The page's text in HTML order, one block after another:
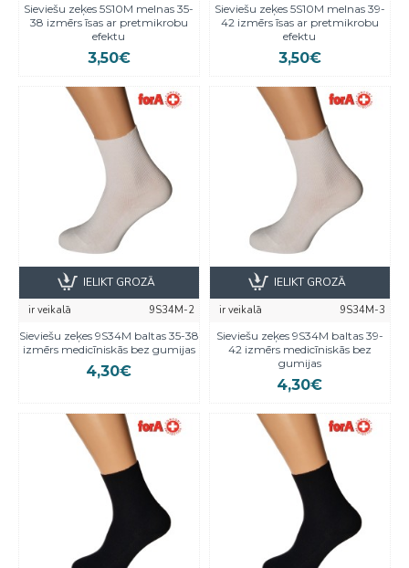
Sieviešu zeķes 5S10M melnas 35-
38 izmērs īsas ar pretmikrobu
efektu
3,50€
Sieviešu zeķes 5S10M melnas 39-
42 izmērs īsas ar pretmikrobu
efektu
3,50€
ir veikalā
9S34M-2
Sieviešu zeķes 9S34M baltas 35-38
izmērs medicīniskās bez gumijas
4,30€
IELIKT GROZĀ
ir veikalā
9S34M-3
Sieviešu zeķes 9S34M baltas 39-
42 izmērs medicīniskās bez
gumijas
4,30€
IELIKT GROZĀ